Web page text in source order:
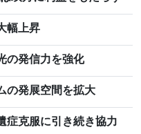
幅上昇
の発信力を強化
の発展空間を拡大
症克服に引き続き協力